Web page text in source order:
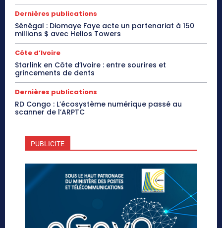
Dernières publications
Sénégal : Diomaye Faye acte un partenariat à 150
millions $ avec Helios Towers
Côte d’Ivoire
Starlink en Côte d’Ivoire : entre sourires et
grincements de dents
Dernières publications
RD Congo : L’écosystème numérique passé au
scanner de l’ARPTC
PUBLICITE